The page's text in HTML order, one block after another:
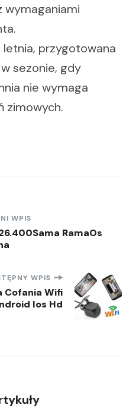
wymaganiami
letnia, przygotowana
sezonie, gdy
nie wymaga
zimowych.
WPIS
RamaOs
WPIS
Cofania Wifi
Ios Hd